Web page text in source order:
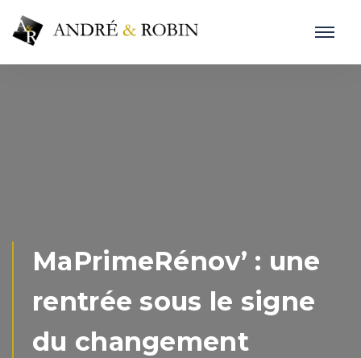
MaPrimeRénov’ : une
rentrée sous le signe
du changement